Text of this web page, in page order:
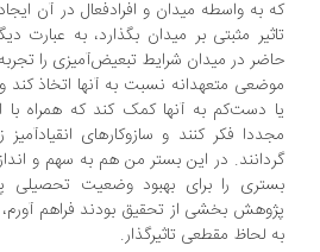
به واسطه میدان و افرادفعال در آن ایجاد
مثبتی بر میدان بگذارد، به عبارت دیگر در
در میدان شرایط تبعیض‌آمیزی را تجربه
متعهدانه نسبت به آنها اتخاذ کند و چیزی
دست‌کم به آنها کمک کند که همراه با او به
فکر کنند و سازوکارهای انقیادآمیز زندگی
در این بستر من هم به سهم و اندازه
را برای بهبود وضعیت تحصیلی پسر
بخشی از تحقیق بودند فراهم آورم،
لحاظ مقطعی تاثیرگذار.